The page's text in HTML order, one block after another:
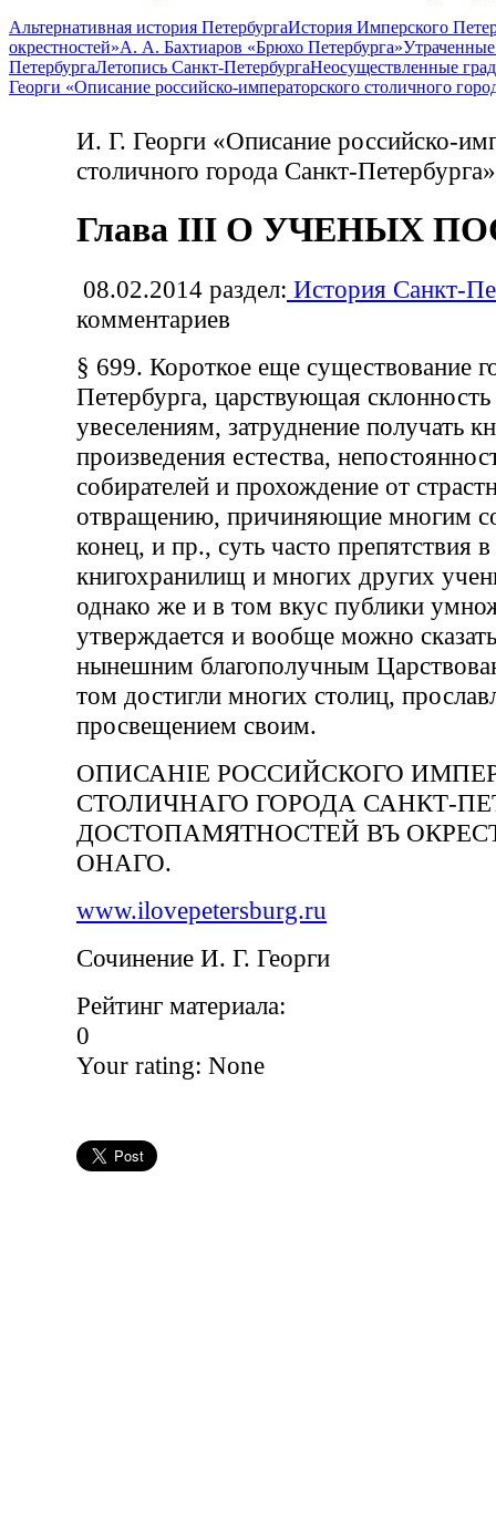
Альтернативная история ПетербургаИстория Имперского
окрестностей»А. А. Бахтиаров «Брюхо Петербурга»
ПетербургаЛетопись Санкт-ПетербургаНеосуществленные
Георги «Описание российско-императорского столичного
И. Г. Георги «Описание российско-
столичного города Санкт-Петербурга»
Глава III О УЧЕНЫХ
08.02.2014 раздел: История Санкт-
комментариев
§ 699. Короткое еще существование
Петербурга, царствующая
увеселениям, затруднение получать
произведения естества,
собирателей и прохождение от
отвращению, причиняющие многим
конец, и пр., суть часто препятствия
книгохранилищ и многих других
однако же и в том вкус публики
утверждается и вообще можно
нынешним благополучным
том достигли многих столиц,
просвещением своим.
ОПИСАНIЕ РОССИЙСКОГО
СТОЛИЧНАГО ГОРОДА САНКТ-
ДОСТОПАМЯТНОСТЕЙ ВЪ
ОНАГО.
www.ilovepetersburg.ru
Сочинение И. Г. Георги
Рейтинг материала:
0
Your rating: None